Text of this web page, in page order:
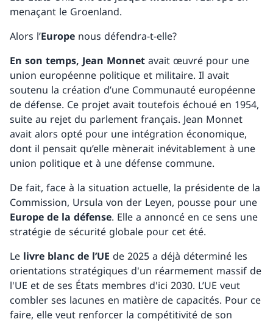
menaçant le Groenland.
Alors l’Europe nous défendra-t-elle?
En son temps, Jean Monnet avait œuvré pour une
union européenne politique et militaire. Il avait
soutenu la création d’une Communauté européenne
de défense. Ce projet avait toutefois échoué en 1954,
suite au rejet du parlement français. Jean Monnet
avait alors opté pour une intégration économique,
dont il pensait qu’elle mènerait inévitablement à une
union politique et à une défense commune.
De fait, face à la situation actuelle, la présidente de la
Commission, Ursula von der Leyen, pousse pour une
Europe de la défense. Elle a annoncé en ce sens une
stratégie de sécurité globale pour cet été.
Le livre blanc de l’UE de 2025 a déjà déterminé les
orientations stratégiques d'un réarmement massif de
l'UE et de ses États membres d'ici 2030. L’UE veut
combler ses lacunes en matière de capacités. Pour ce
faire, elle veut renforcer la compétitivité de son